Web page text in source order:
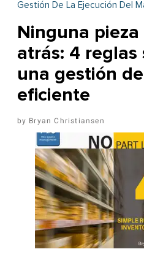
Gestión De La Ejecución Del
Ninguna
atrás: 4 reglas
una gestión
eficiente
Bryan Christiansen